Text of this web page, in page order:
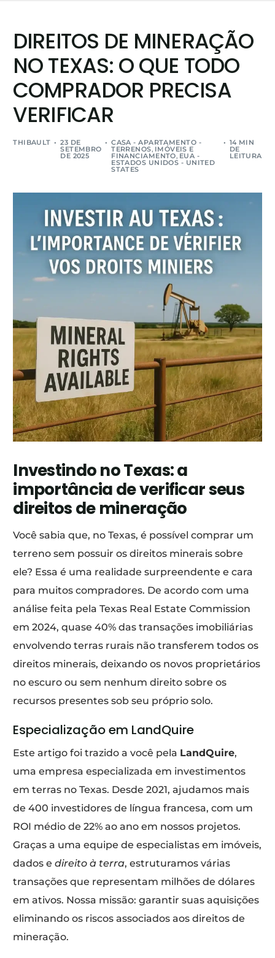
DIREITOS DE MINERAÇÃO
NO TEXAS: O QUE TODO
COMPRADOR PRECISA
VERIFICAR
THIBAULT 23 DE
SETEMBRO
DE 2025
CASA - APARTAMENTO -
TERRENOS, IMÓVEIS E
FINANCIAMENTO, EUA -
ESTADOS UNIDOS - UNITED
STATES
14 MIN
DE
LEITURA
Investindo no Texas: a
importância de verificar seus
direitos de mineração
Você sabia que, no Texas, é possível comprar um
terreno sem possuir os direitos minerais sobre
ele? Essa é uma realidade surpreendente e cara
para muitos compradores. De acordo com uma
análise feita pela Texas Real Estate Commission
em 2024, quase 40% das transações imobiliárias
envolvendo terras rurais não transferem todos os
direitos minerais, deixando os novos proprietários
no escuro ou sem nenhum direito sobre os
recursos presentes sob seu próprio solo.
Especialização em LandQuire
Este artigo foi trazido a você pela LandQuire,
uma empresa especializada em investimentos
em terras no Texas. Desde 2021, ajudamos mais
de 400 investidores de língua francesa, com um
ROI médio de 22% ao ano em nossos projetos.
Graças a uma equipe de especialistas em imóveis,
dados edireito à terra, estruturamos várias
transações que representam milhões de dólares
em ativos. Nossa missão: garantir suas aquisições
eliminando os riscos associados aos direitos de
mineração.